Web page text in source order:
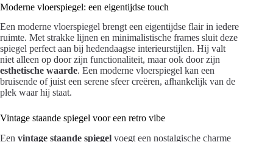
Moderne vloerspiegel: een eigentijdse touch
Een moderne vloerspiegel brengt een eigentijdse flair in iedere
ruimte. Met strakke lijnen en minimalistische frames sluit deze
spiegel perfect aan bij hedendaagse interieurstijlen. Hij valt
niet alleen op door zijn functionaliteit, maar ook door zijn
esthetische waarde. Een moderne vloerspiegel kan een
bruisende of juist een serene sfeer creëren, afhankelijk van de
plek waar hij staat.
Vintage staande spiegel voor een retro vibe
Een vintage staande spiegel voegt een nostalgische charme